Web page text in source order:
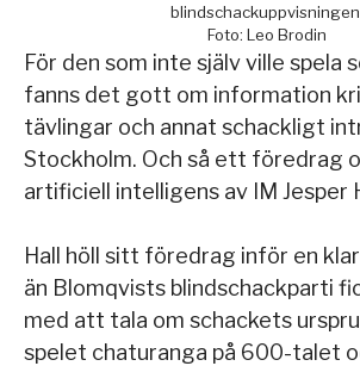
Foto: Leo Brodin
För den som inte själv ville spela
fanns det gott om information
tävlingar och annat schackligt
Stockholm. Och så ett föredrag
artificiell intelligens av IM Jesper
Hall höll sitt föredrag inför en
än Blomqvists blindschackparti
med att tala om schackets
spelet chaturanga på 600-talet